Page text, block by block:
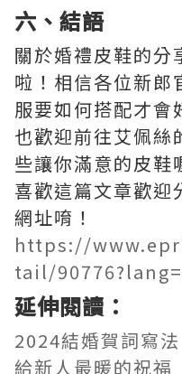
六、結語
關於婚禮皮鞋的分
啦！相信各位新郎
服要如何搭配才會
也歡迎前往艾佩絲
些讓你滿意的皮鞋
喜歡這篇文章歡迎
網址唷！
https://
tail/
延伸閱讀：
2024結婚賀詞寫
給新人最暖的祝福